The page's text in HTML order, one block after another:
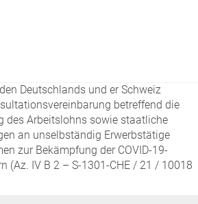
Deutschlands und er Schweiz
betreffend die
des Arbeitslohns sowie staatliche
an unselbständig Erwerbstätige
zur Bekämpfung der COVID-19-
(Az. IV B 2 – S-1301-CHE / 21 / 10018